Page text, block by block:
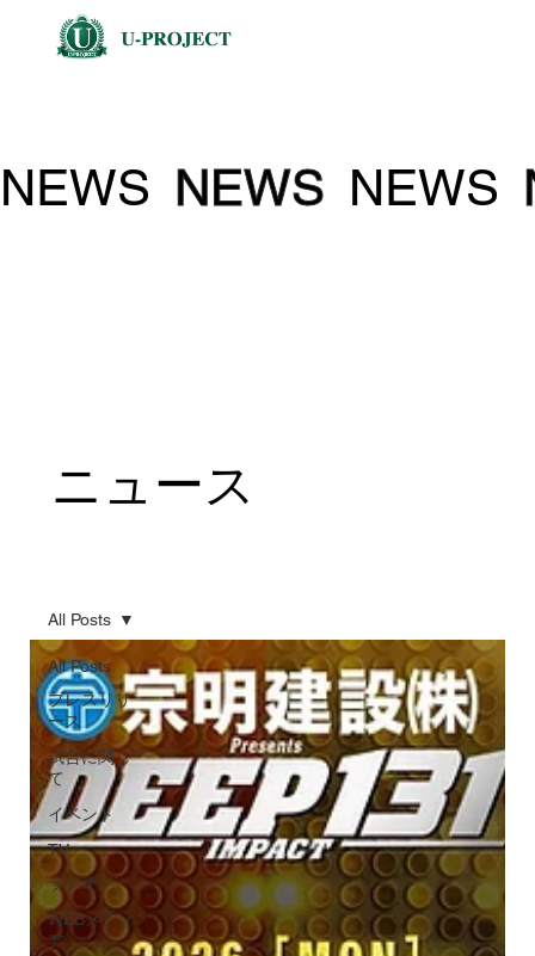
NEWS NEWS NEWS
ニュース
All Posts
プレスリリ
ース
試合に関し
て
イベント
TV
ラジオ
WEBメディ
ア
All Posts